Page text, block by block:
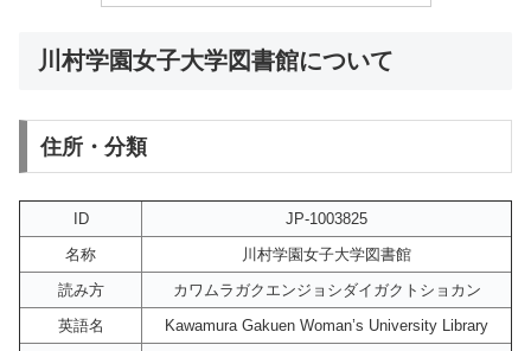
川村学園女子大学図書館について
住所・分類
ID
JP-1003825
名称
川村学園女子大学図書館
読み方
カワムラガクエンジョシダイガクトショカン
英語名
Kawamura Gakuen Woman’s University Library